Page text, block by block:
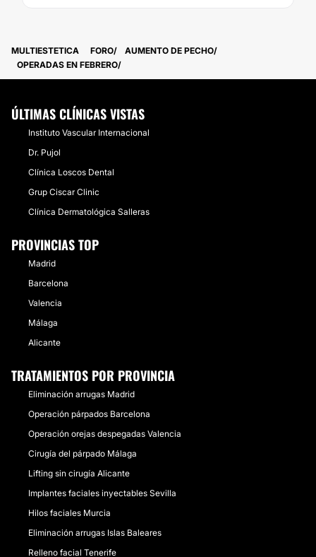
MULTIESTETICA FORO
AUMENTO DE PECHO
OPERADAS EN FEBRERO
ÚLTIMAS CLÍNICAS VISTAS
Instituto Vascular Internacional
Dr. Pujol
Clínica Loscos Dental
Grup Ciscar Clinic
Clínica Dermatológica Salleras
PROVINCIAS TOP
Madrid
Barcelona
Valencia
Málaga
Alicante
TRATAMIENTOS POR PROVINCIA
Eliminación arrugas Madrid
Operación párpados Barcelona
Operación orejas despegadas Valencia
Cirugía del párpado Málaga
Lifting sin cirugía Alicante
Implantes faciales inyectables Sevilla
Hilos faciales Murcia
Eliminación arrugas Islas Baleares
Relleno facial Tenerife